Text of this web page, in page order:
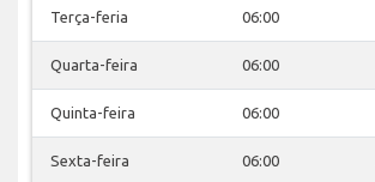
Terça-feria 06:00
Quarta-feira 06:00
Quinta-feira 06:00
Sexta-feira 06:00